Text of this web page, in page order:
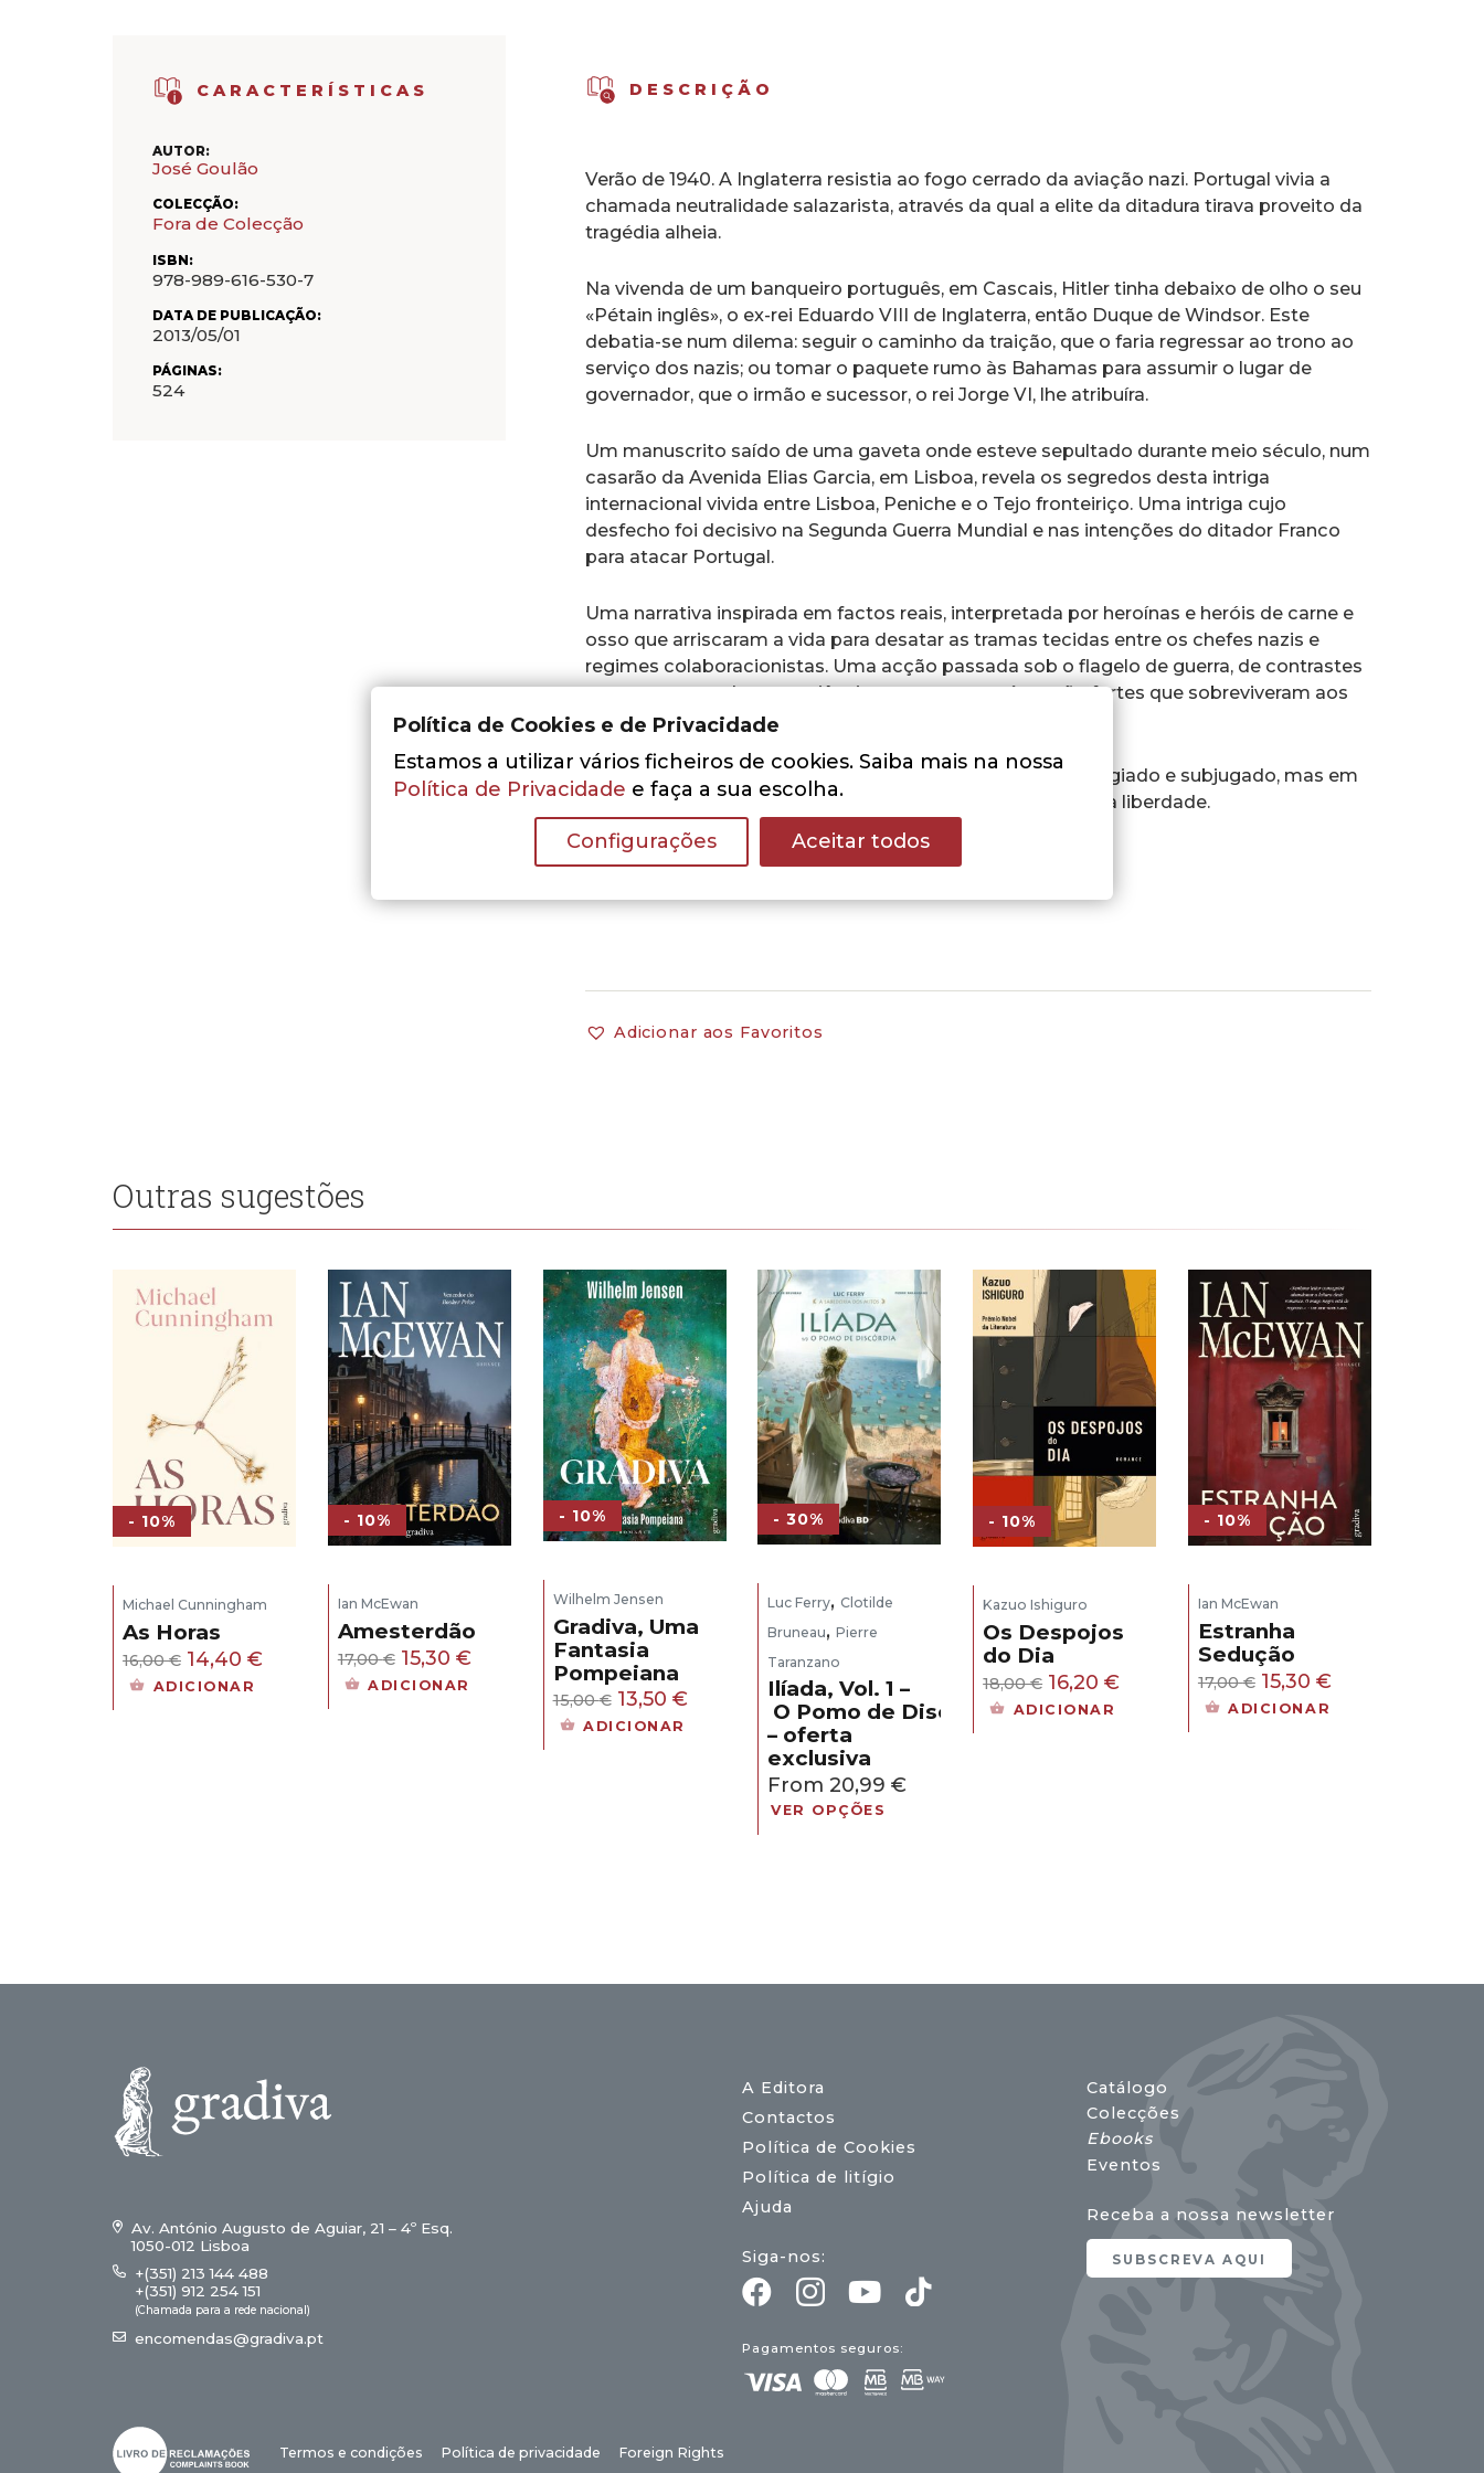
CARACTERÍSTICAS
AUTOR:
José Goulão
COLECÇÃO:
Fora de Colecção
ISBN:
978-989-616-530-7
DATA DE PUBLICAÇÃO:
2013/05/01
PÁGINAS:
524
DESCRIÇÃO
Verão de 1940. A Inglaterra resistia ao fogo cerrado da aviação nazi. Portugal vivia a
chamada neutralidade salazarista, através da qual a elite da ditadura tirava proveito da
tragédia alheia.
Na vivenda de um banqueiro português, em Cascais, Hitler tinha debaixo de olho o seu
«Pétain inglês», o ex-rei Eduardo VIII de Inglaterra, então Duque de Windsor. Este
debatia-se num dilema: seguir o caminho da traição, que o faria regressar ao trono ao
serviço dos nazis; ou tomar o paquete rumo às Bahamas para assumir o lugar de
governador, que o irmão e sucessor, o rei Jorge VI, lhe atribuíra.
Um manuscrito saído de uma gaveta onde esteve sepultado durante meio século, num
casarão da Avenida Elias Garcia, em Lisboa, revela os segredos desta intriga
internacional vivida entre Lisboa, Peniche e o Tejo fronteiriço. Uma intriga cujo
desfecho foi decisivo na Segunda Guerra Mundial e nas intenções do ditador Franco
para atacar Portugal.
Uma narrativa inspirada em factos reais, interpretada por heroínas e heróis de carne e
osso que arriscaram a vida para desatar as tramas tecidas entre os chefes nazis e
regimes colaboracionistas. Uma acção passada sob o flagelo de guerra, de contrastes
entre um amor de conveniência e amores genuínos, tão fortes que sobreviveram aos
desencontros da vida, e à própria morte.
O retrato escondido de uma época dramática, num país vigiado e subjugado, mas em
que muita gente lutou inconformada e corajosamente pela liberdade.
Adicionar aos Favoritos
Outras sugestões
- 10%
Michael Cunningham
As Horas
16,00€ O
preço
14,40 €
ADICIONAR
- 10%
Ian McEwan
Amesterdão
17,00€ O
preço
15,30 €O
ADICIONAR
- 10%
Wilhelm Jensen
Gradiva, Uma
Fantasia
Pompeiana
15,00€ O
preço
13,50 €O
ADICIONAR
- 30%
Luc Ferry,Clotilde
Bruneau,Pierre
Taranzano
Ilíada, Vol. 1 –
O Pomo de Discórdia
– oferta
exclusiva
From20,99€
VER OPÇÕES
- 10%
Kazuo Ishiguro
Os Despojos
do Dia
18,00€ O
preço
16,20€
ADICIONAR
- 10%
Ian McEwan
Estranha
Sedução
17,00€ O
preço
15,30 €O
ADICIONAR
Av. António Augusto de Aguiar, 21 – 4º Esq.
1050-012 Lisboa
+(351) 213 144 488
+(351) 912 254 151
(Chamada para a rede nacional)
encomendas@gradiva.pt
A Editora
Contactos
Política de Cookies
Política de litígio
Ajuda
Siga-nos:
Pagamentos seguros:
Catálogo
Colecções
Ebooks
Eventos
Receba a nossa newsletter
SUBSCREVA AQUI
Termos e condições Política de privacidade Foreign Rights
Política de Cookies e de Privacidade
Estamos a utilizar vários ficheiros de cookies. Saiba mais na nossa
Política de Privacidade e faça a sua escolha.
Configurações Aceitar todos